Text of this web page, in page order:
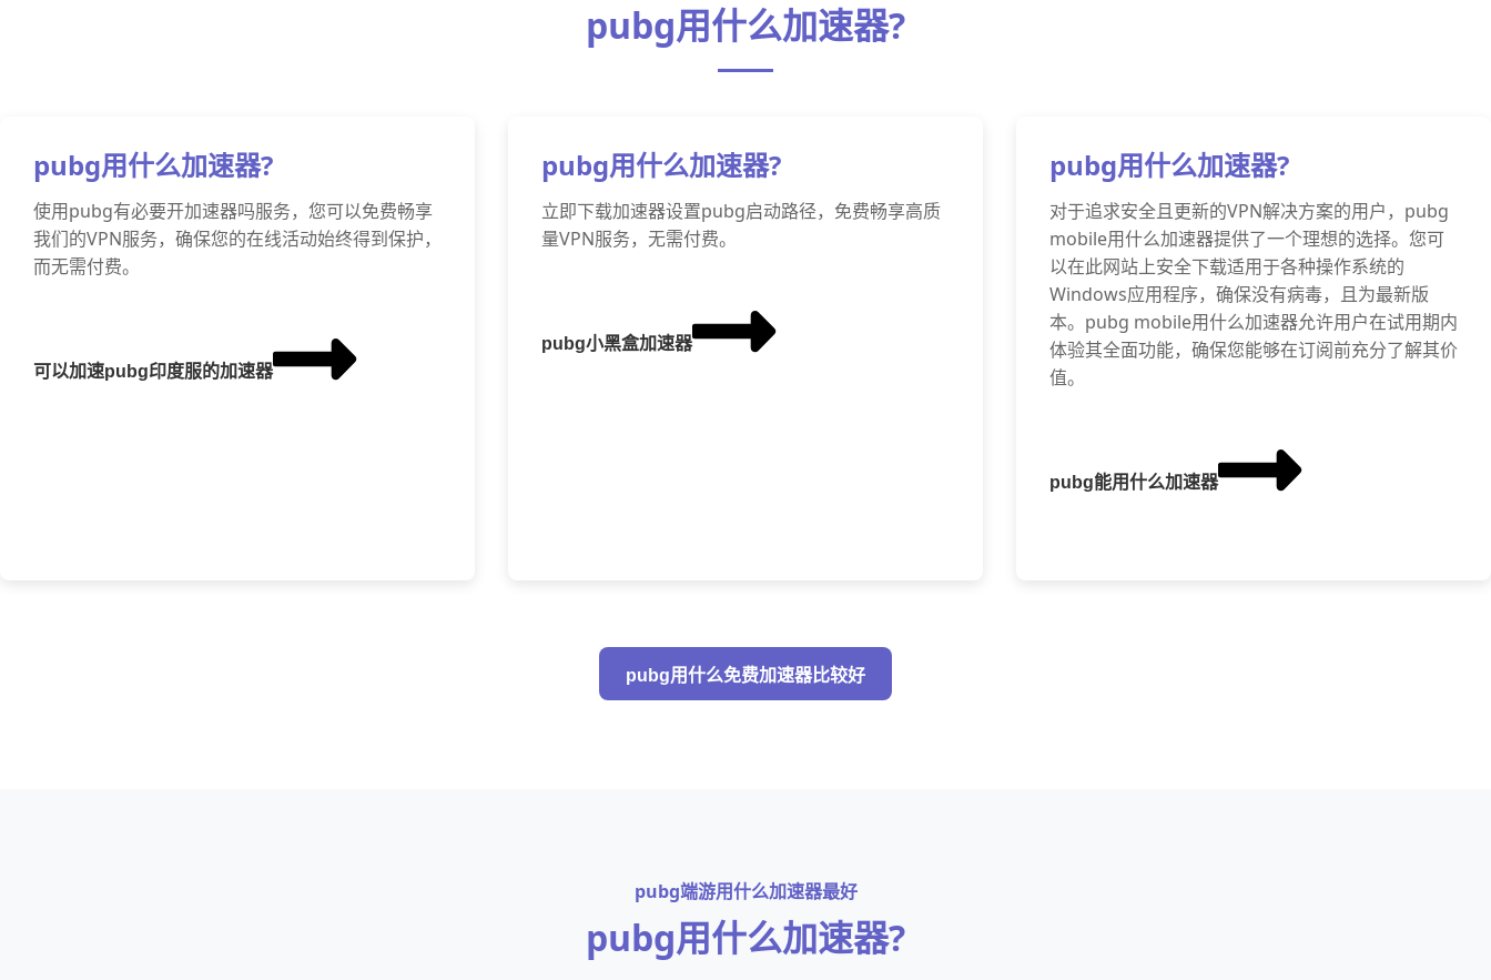
pubg用什么加速器?
pubg用什么加速器?
使用pubg有必要开加速器吗服务，您可以免费畅享
我们的VPN服务，确保您的在线活动始终得到保护，
而无需付费。
可以加速pubg印度服的加速器
pubg用什么加速器?
立即下载加速器设置pubg启动路径，免费畅享高质
量VPN服务，无需付费。
pubg小黑盒加速器
pubg用什么加速器?
对于追求安全且更新的VPN解决方案的用户，pubg
mobile用什么加速器提供了一个理想的选择。您可
以在此网站上安全下载适用于各种操作系统的
Windows应用程序，确保没有病毒，且为最新版
本。pubg mobile用什么加速器允许用户在试用期内
体验其全面功能，确保您能够在订阅前充分了解其价
值。
pubg能用什么加速器
pubg用什么免费加速器比较好
pubg端游用什么加速器最好
pubg用什么加速器?